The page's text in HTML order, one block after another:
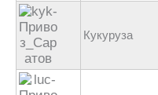
Кукуруза